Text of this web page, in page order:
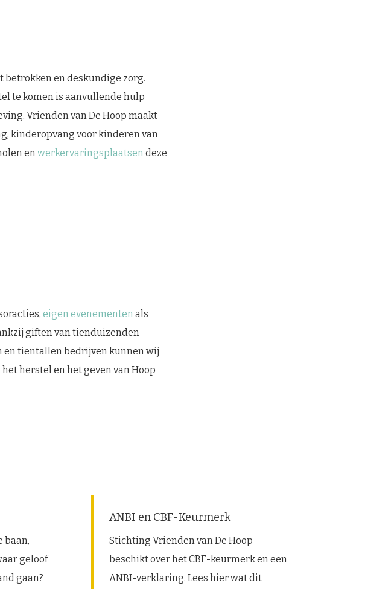
betrokken en deskundige zorg.
te komen is aanvullende hulp
Vrienden van De Hoop maakt
kinderopvang voor kinderen van
enwerkervaringsplaatsendeze
eigen evenementen als
giften van tienduizenden
en tientallen bedrijven kunnen wij
herstel en het geven van Hoop
baan,
geloof
gaan?
ANBI en CBF-Keurmerk
Stichting Vrienden van De Hoop
beschikt over het CBF-keurmerk en een
ANBI-verklaring. Lees hier wat dit